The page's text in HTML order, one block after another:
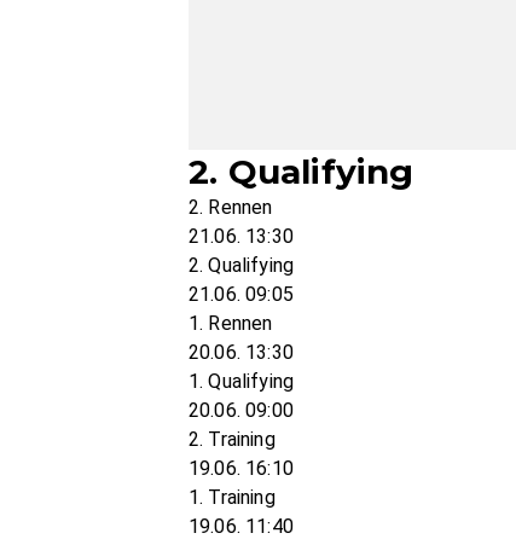
2. Qualifying
2. Rennen
21.06. 13:30
2. Qualifying
21.06. 09:05
1. Rennen
20.06. 13:30
1. Qualifying
20.06. 09:00
2. Training
19.06. 16:10
1. Training
19.06. 11:40